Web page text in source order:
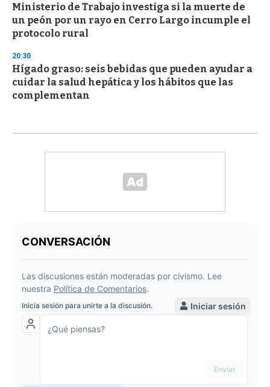
Ministerio de Trabajo investiga si la muerte de
un peón por un rayo en Cerro Largo incumple el
protocolo rural
20:30
Hígado graso: seis bebidas que pueden ayudar a
cuidar la salud hepática y los hábitos que las
complementan